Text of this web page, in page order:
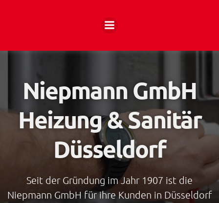
springen
Niepmann GmbH
Heizung & Sanitär
Düsseldorf
Seit der Gründung im Jahr 1907 ist die
Niepmann GmbH für ihre Kunden in Düsseldorf